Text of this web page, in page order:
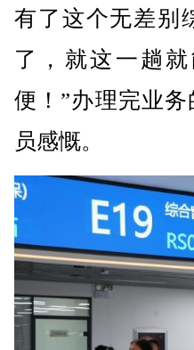
有了这个无差别
了，就这一趟
便！”办理完业
员感慨。